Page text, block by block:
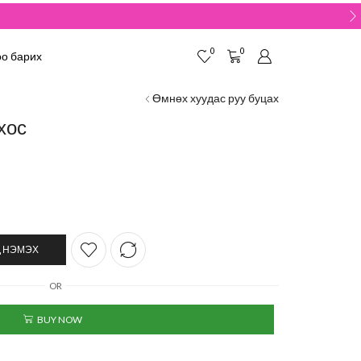
барих 0 0
Өмнөх хуудас руу буцах
НЭМЭХ
OR
BUY NOW